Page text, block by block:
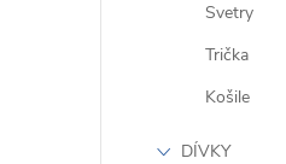
Svetry
Trička
Košile
DÍVKY